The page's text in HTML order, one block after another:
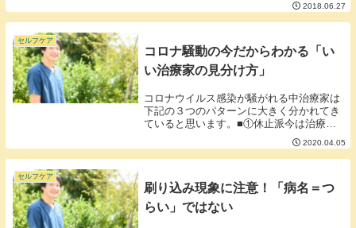
る職業の人自身の体が壊れていては顔が立
たないですから。というわけで、今回は私
2018.06.27
セルフケア
コロナ騒動の今だからわかる「い
い治療家の見分け方」
コロナウイルス感染が騒がれる中治療家は
下記の３つのパターンに大きく分かれてき
ていると思います。■①休止派今は治療の
時ではないと考える完全堅実派。■②対策
派確かにコロナは脅威ではあるが治療が必
要な人もいるとも考える消毒、換気、予約
2020.04.05
セルフケア
刷り込み現象に注意！「病名＝つ
らい」ではない